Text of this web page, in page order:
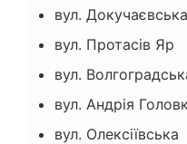
вул. Докучаєвська
вул. Протасів Яр
вул.
вул. Андрія
вул. Олексіївська